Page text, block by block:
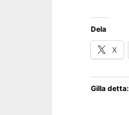
Dela
X
Gilla detta: